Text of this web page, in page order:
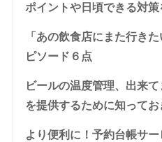
ポイントや日頃できる対策
「あの飲食店にまた行き
ピソード６点
ビールの温度管理、出来
を提供するために知ってお
より便利に！予約台帳サ